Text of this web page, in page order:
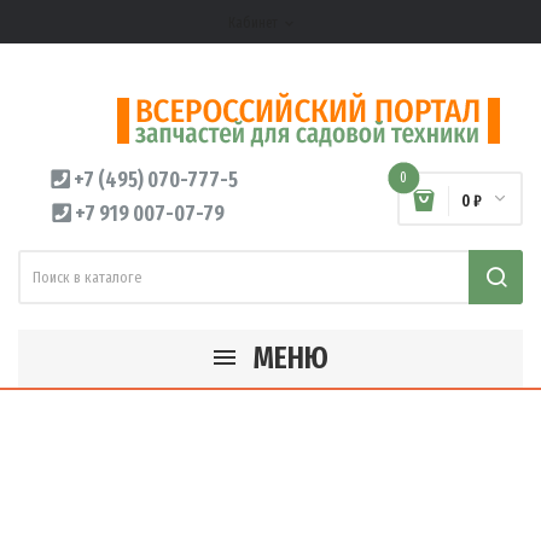
+7 (495) 070-777-5
+7 919 007-07-79
0
0 ₽
МЕНЮ